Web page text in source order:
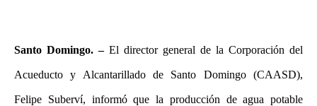
Santo Domingo. –El director general de la Corporación del
Acueducto y Alcantarillado de Santo Domingo (CAASD),
Felipe Suberví, informó que la producción de agua potable